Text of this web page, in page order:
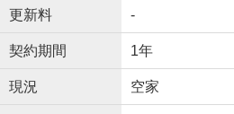
更新料 -
契約期間 1年
現況 空家